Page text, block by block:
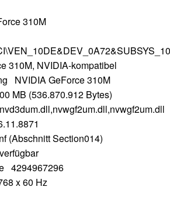
310M
310M, NVIDIA-kompatibel
NVIDIA GeForce 310M
MB (536.870.912 Bytes)
(Abschnitt Section014)
4294967296
x 60 Hz